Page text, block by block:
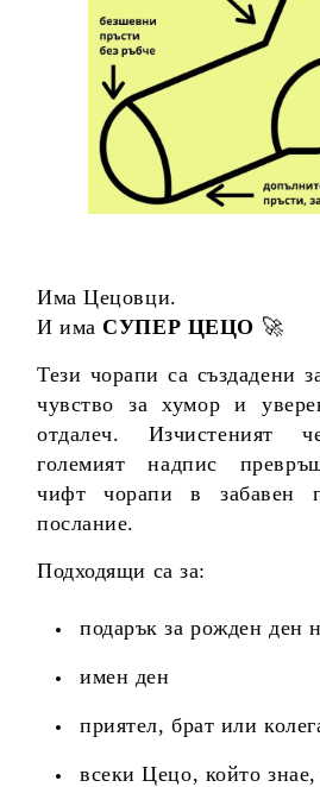
Има Цецовци.
И имаСУПЕР ЦЕЦО 🚀
Тези чорапи са създадени
чувство за хумор и
отдалеч. Изчистеният
големият надпис
чифт чорапи в забавен
послание.
Подходящи са за:
подарък за рожден ден
имен ден
приятел, брат или
всеки Цецо, който